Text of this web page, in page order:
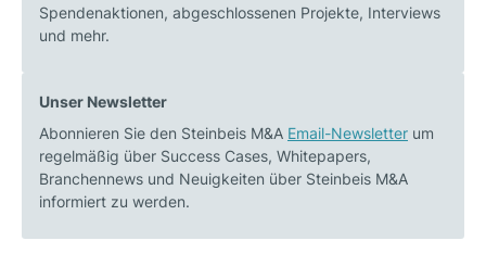
Spendenaktionen, abgeschlossenen Projekte, Interviews
und mehr.
Unser Newsletter
Abonnieren Sie den Steinbeis M&A Email-Newsletter um
regelmäßig über Success Cases, Whitepapers,
Branchennews und Neuigkeiten über Steinbeis M&A
informiert zu werden.